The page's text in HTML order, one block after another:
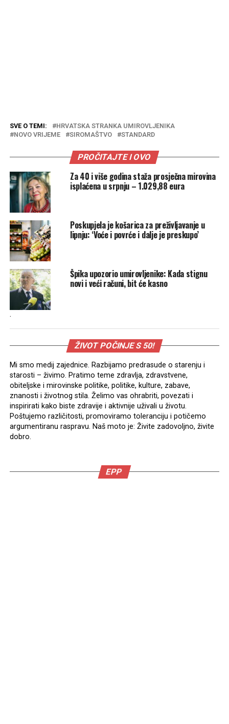
SVE O TEMI:
HRVATSKA STRANKA UMIROVLJENIKA
NOVO VRIJEME
SIROMAŠTVO STANDARD
PROČITAJTE I OVO
Za 40 i više godina staža prosječna mirovina
isplaćena u srpnju – 1.029,88 eura
Poskupjela je košarica za preživljavanje u
lipnju: ‘Voće i povrće i dalje je preskupo’
Špika upozorio umirovljenike: Kada stignu
novi i veći računi, bit će kasno
.
ŽIVOT POČINJE S 50!
Mi smo medij zajednice. Razbijamo predrasude o starenju i
starosti – živimo. Pratimo teme zdravlja, zdravstvene,
obiteljske i mirovinske politike, politike, kulture, zabave,
znanosti i životnog stila. Želimo vas ohrabriti, povezati i
inspirirati kako biste zdravije i aktivnije uživali u životu.
Poštujemo različitosti, promoviramo toleranciju i potičemo
argumentiranu raspravu. Naš moto je: Živite zadovoljno, živite
dobro.
EPP